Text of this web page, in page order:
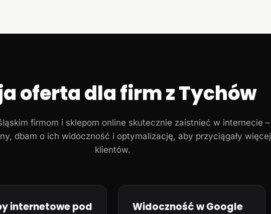
oferta dla firm z Tychów
firmom i sklepom online skutecznie zaistnieć w internecie –
dbam o ich widoczność i optymalizację, aby przyciągały więcej
klientów.
internetowe pod
Widoczność w Google